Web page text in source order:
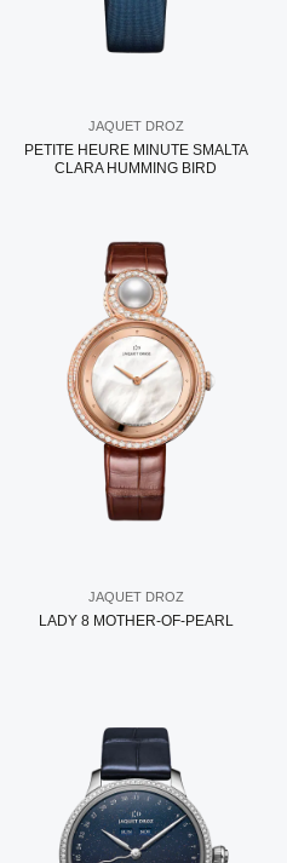
JAQUET DROZ
PETITE HEURE MINUTE SMALTA
CLARA HUMMING BIRD
JAQUET DROZ
LADY 8 MOTHER-OF-PEARL